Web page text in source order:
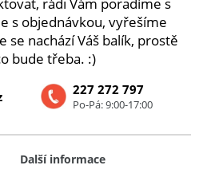
rádi Vám poradíme s
s objednávkou, vyřešíme
se nachází Váš balík, prostě
bude třeba. :)
227 272 797
Po-Pá: 9:00-17:00
Další informace